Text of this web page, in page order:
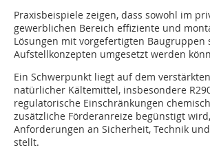
Praxisbeispiele zeigen, dass sowohl im
gewerblichen Bereich effiziente und
Lösungen mit vorgefertigten Baugruppen
Aufstellkonzepten umgesetzt werden
Ein Schwerpunkt liegt auf dem
natürlicher Kältemittel, insbesondere
regulatorische Einschränkungen
zusätzliche Förderanreize begünstigt
Anforderungen an Sicherheit, Technik
stellt.